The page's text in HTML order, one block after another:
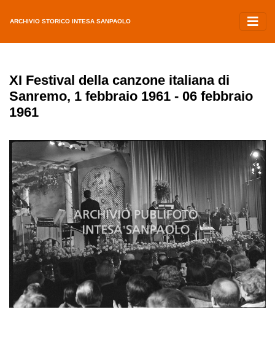
ARCHIVIO STORICO INTESA SANPAOLO
XI Festival della canzone italiana di
Sanremo, 1 febbraio 1961 - 06 febbraio
1961